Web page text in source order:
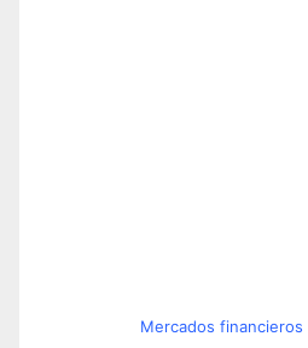
Mercados financieros